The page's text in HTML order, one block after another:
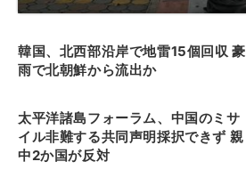
韓国、北西部沿岸で地雷15個回収 豪
雨で北朝鮮から流出か
太平洋諸島フォーラム、中国のミサ
イル非難する共同声明採択できず 親
中2か国が反対